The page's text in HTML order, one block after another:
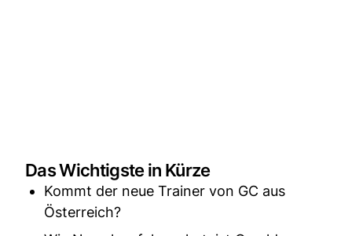
Das Wichtigste in Kürze
Kommt der neue Trainer von GC aus
Österreich?